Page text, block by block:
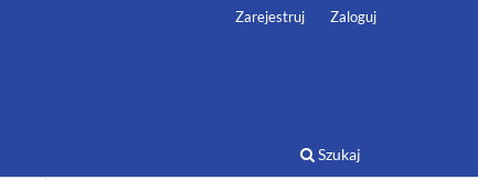
Szukaj
Zarejestruj Zaloguj